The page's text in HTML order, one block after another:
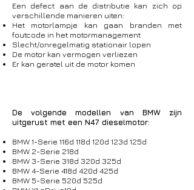
Een defect aan de distributie kan zich op
verschillende manieren uiten:
Het motorlampje kan gaan branden met
foutcode in het motormanagement
Slecht/onregelmatig stationair lopen
De motor kan vermogen verliezen
Er kan geratel uit de motor komen
De volgende modellen van BMW zijn
uitgerust met een N47 dieselmotor:
BMW 1-Serie 116d 118d 120d 123d 125d
BMW 2-Serie 218d
BMW 3-Serie 318d 320d 325d
BMW 4-Serie 418d 420d 425d
BMW 5-Serie 520d 525d